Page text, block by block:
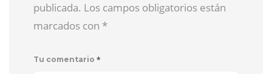
publicada. Los campos obligatorios están
marcados con *
Tu comentario *